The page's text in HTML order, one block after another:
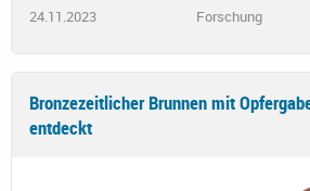
24.11.2023 Forschung
Bronzezeitlicher Brunnen mit
entdeckt